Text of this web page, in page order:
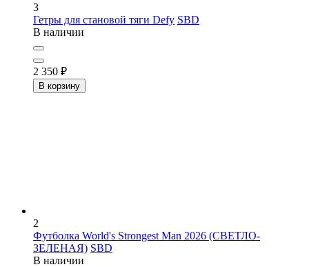
3
Гетры для становой тяги Defy SBD
В наличии
2 350 ₽
В корзину
2
Футболка World's Strongest Man 2026 (СВЕТЛО-
ЗЕЛЕНАЯ) SBD
В наличии